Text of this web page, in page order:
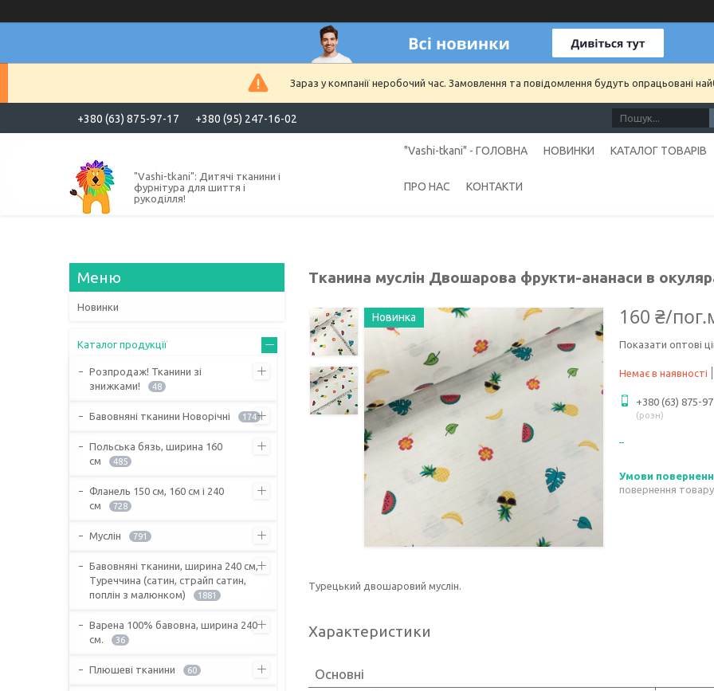
Зараз у компанії неробочий час. Замовлення та повідомлення будуть опрацьовані
+380 (63) 875-97-17 +380 (95) 247-16-02
"Vashi-tkani": Дитячі тканини і
фурнітура для шиття і
рукоділля!
"Vashi-tkani" - ГОЛОВНА НОВИНКИ КАТАЛОГ ТОВАРІВ
ПРО НАС КОНТАКТИ
Тканина муслін Двошарова фрукти-ананаси в
Новинка 160 ₴/
Показати оптові
Немає в наявності
+380 (63) 875-
розн
повернення
Турецький двошаровий муслін.
Характеристики
Основні
Новинки
Каталог продукції
Розпродаж! Тканини зі
знижками!
48
Бавовняні тканини Новорічні 174
Польська бязь, ширина 160
см
485
Фланель 150 см, 160 см і 240
см
728
Муслін 791
Бавовняні тканини, ширина 240 см,
Туреччина (сатин, страйп сатин,
поплін з малюнком)
1881
Варена 100% бавовна, ширина 240
см.
36
Плюшеві тканини 60